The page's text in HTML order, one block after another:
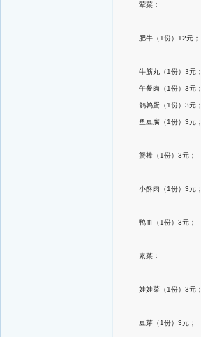
荤菜：
肥牛（1份）12元；
牛筋丸（1份）3元；
午餐肉（1份）3元；
鹌鹑蛋（1份）3元；
鱼豆腐（1份）3元；
蟹棒（1份）3元；
小酥肉（1份）3元；
鸭血（1份）3元；
素菜：
娃娃菜（1份）3元；
豆芽（1份）3元；